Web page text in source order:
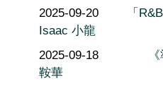
2025-09-20
「
Isaac 小龍
2025-09-18
鞍華